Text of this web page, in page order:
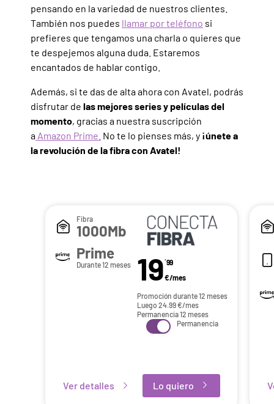
pensando en la variedad de nuestros clientes.
También nos puedes llamar por teléfono si
prefieres que tengamos una charla o quieres que
te despejemos alguna duda. Estaremos
encantados de hablar contigo.
Además, si te das de alta ahora con Avatel, podrás
disfrutar de las mejores series y películas del
momento, gracias a nuestra suscripción
a Amazon Prime. No te lo pienses más, y ¡únete a
la revolución de la fibra con Avatel!
Fibra
1000Mb
Prime
Durante 12 meses 19´99
€/mes
Promoción durante 12 meses
Luego 24.99€/mes
Permanencia 12 meses
Permanencia
Ver detalles Lo quiero